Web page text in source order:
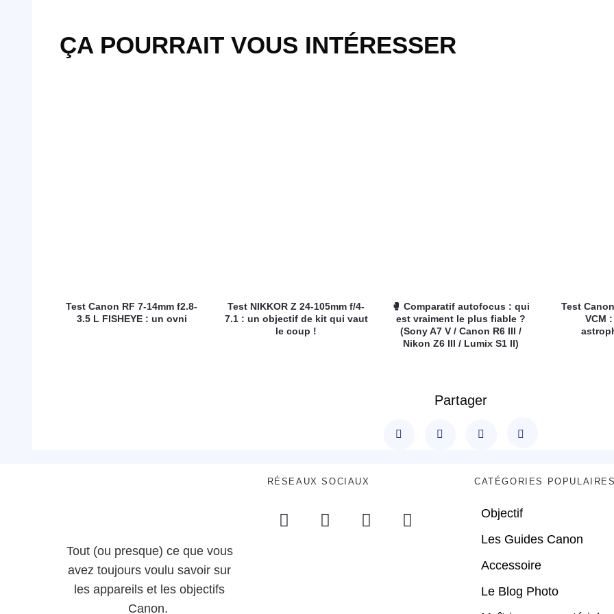
ÇA POURRAIT VOUS INTÉRESSER
Test Canon RF 7-14mm f2.8-
3.5 L FISHEYE : un ovni
Test NIKKOR Z 24-105mm f/4-
7.1 : un objectif de kit qui vaut
le coup !
🥊 Comparatif autofocus : qui
est vraiment le plus fiable ?
(Sony A7 V / Canon R6 III /
Nikon Z6 III / Lumix S1 II)
Test
VCM
Partager
Tout (ou presque) ce que vous
avez toujours voulu savoir sur
les appareils et les objectifs
Canon.
RÉSEAUX SOCIAUX CATÉGORIES POPULAIRES
Objectif
Les Guides Canon
Accessoire
Le Blog Photo